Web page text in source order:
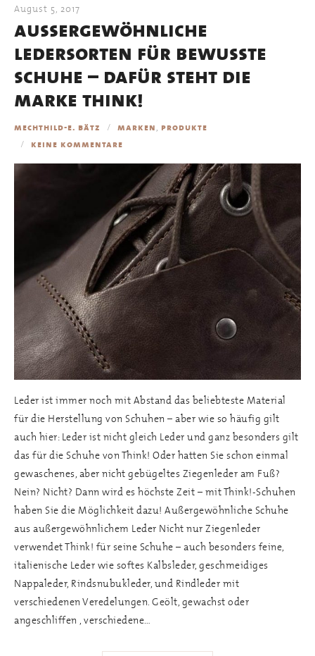
August 5, 2017
außergewöhnliche
ledersorten für bewußte
schuhe – dafür steht die
marke think!
mechthild-e. bätz marken, produkte
keine kommentare
Leder ist immer noch mit Abstand das beliebteste Material
für die Herstellung von Schuhen – aber wie so häufig gilt
auch hier: Leder ist nicht gleich Leder und ganz besonders gilt
das für die Schuhe von Think! Oder hatten Sie schon einmal
gewaschenes, aber nicht gebügeltes Ziegenleder am Fuß?
Nein? Nicht? Dann wird es höchste Zeit – mit Think!-Schuhen
haben Sie die Möglichkeit dazu! Außergewöhnliche Schuhe
aus außergewöhnlichem Leder Nicht nur Ziegenleder
verwendet Think! für seine Schuhe – auch besonders feine,
italienische Leder wie softes Kalbsleder, geschmeidiges
Nappaleder, Rindsnubukleder, und Rindleder mit
verschiedenen Veredelungen. Geölt, gewachst oder
angeschliffen , verschiedene…